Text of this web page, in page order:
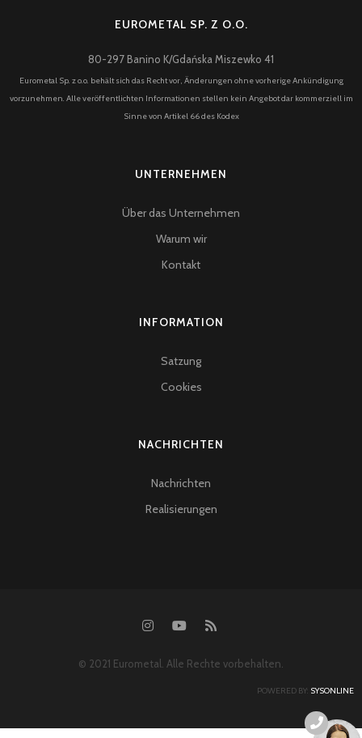
EUROMETAL SP. Z O.O.
80-297 Banino K/Gdańska Miszewko 41
Eurometal Sp. z o.o. behält sich das Recht vor, Änderungen ohne vorherige Ankündigung
vorzunehmen. Alle veröffentlichten Informationen stellen kein Angebot dar kommerziell im
Sinne von Artikel 66 des Kodex
UNTERNEHMEN
Über das Unternehmen
Warum wir
Kontakt
INFORMATION
Satzung
Cookies
NACHRICHTEN
Nachrichten
Realisierungen
© 2021 Eurometal. Alle Rechte vorbehalten.
POWERED BY: SYSONLINE